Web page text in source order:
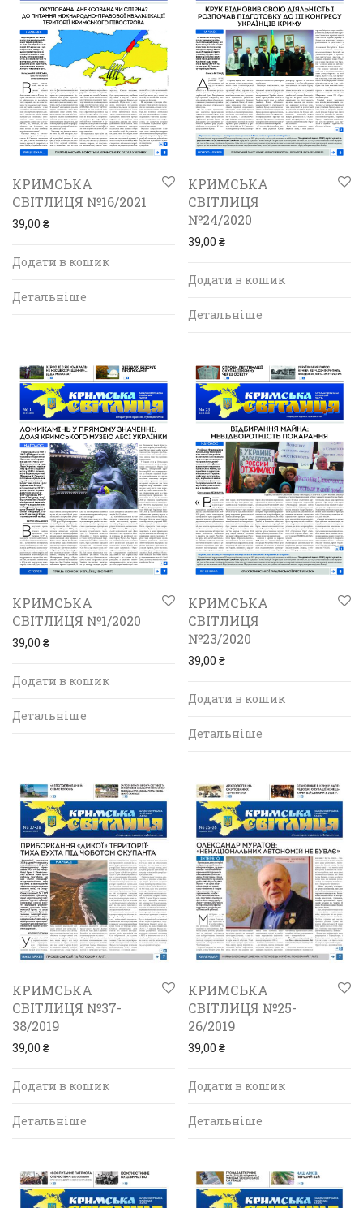
КРИМСЬКА
СВІТЛИЦЯ №16/2021
39,00 ₴
Додати в кошик
Детальніше
КРИМСЬКА
СВІТЛИЦЯ
№24/2020
39,00 ₴
Додати в кошик
Детальніше
КРИМСЬКА
СВІТЛИЦЯ №1/2020
39,00 ₴
Додати в кошик
Детальніше
КРИМСЬКА
СВІТЛИЦЯ
№23/2020
39,00 ₴
Додати в кошик
Детальніше
КРИМСЬКА
СВІТЛИЦЯ №37-
38/2019
39,00 ₴
Додати в кошик
Детальніше
КРИМСЬКА
СВІТЛИЦЯ №25-
26/2019
39,00 ₴
Додати в кошик
Детальніше